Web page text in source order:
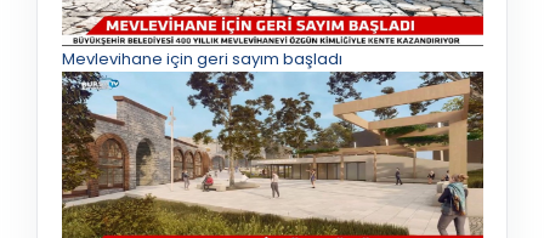
Mevlevihane için geri sayım başladı